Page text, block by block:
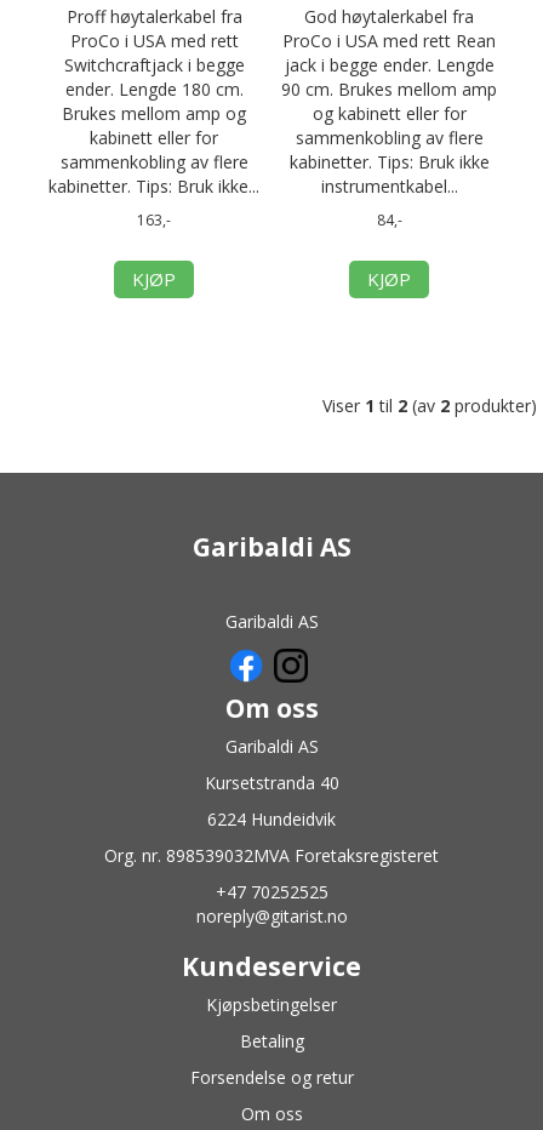
Proff høytalerkabel fra
ProCo i USA med rett
Switchcraftjack i begge
ender. Lengde 180 cm.
Brukes mellom amp og
kabinett eller for
sammenkobling av flere
kabinetter. Tips: Bruk ikke...
163,-
KJØP
God høytalerkabel fra
ProCo i USA med rett Rean
jack i begge ender. Lengde
90 cm. Brukes mellom amp
og kabinett eller for
sammenkobling av flere
kabinetter. Tips: Bruk ikke
instrumentkabel...
84,-
KJØP
Viser 1 til 2 (av 2 produkter)
Garibaldi AS
Garibaldi AS
Om oss
Garibaldi AS
Kursetstranda 40
6224 Hundeidvik
Org. nr. 898539032MVA Foretaksregisteret
+47 70252525
noreply@gitarist.no
Kundeservice
Kjøpsbetingelser
Betaling
Forsendelse og retur
Om oss